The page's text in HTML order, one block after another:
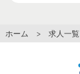
ホーム > 求人一覧